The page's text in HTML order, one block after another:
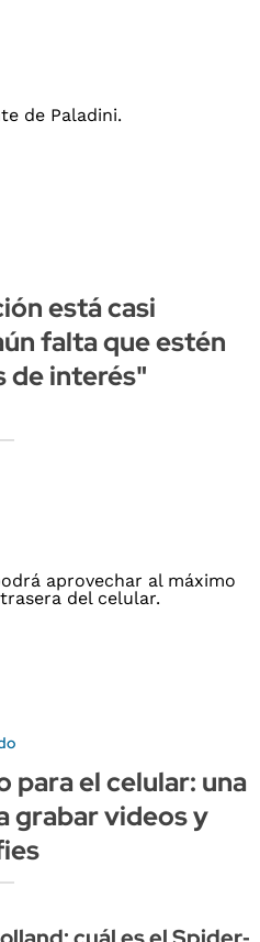
está casi
falta que estén
de interés"
para el celular: una
grabar videos y